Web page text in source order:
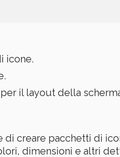
icone.
il layout della
di creare pacchetti di
dimensioni e altri